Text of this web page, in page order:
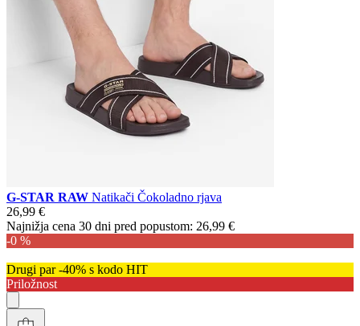
G-STAR RAW Natikači Čokoladno rjava
26,99 €
Najnižja cena 30 dni pred popustom: 26,99 €
-0 %
Drugi par -40% s kodo HIT
Priložnost